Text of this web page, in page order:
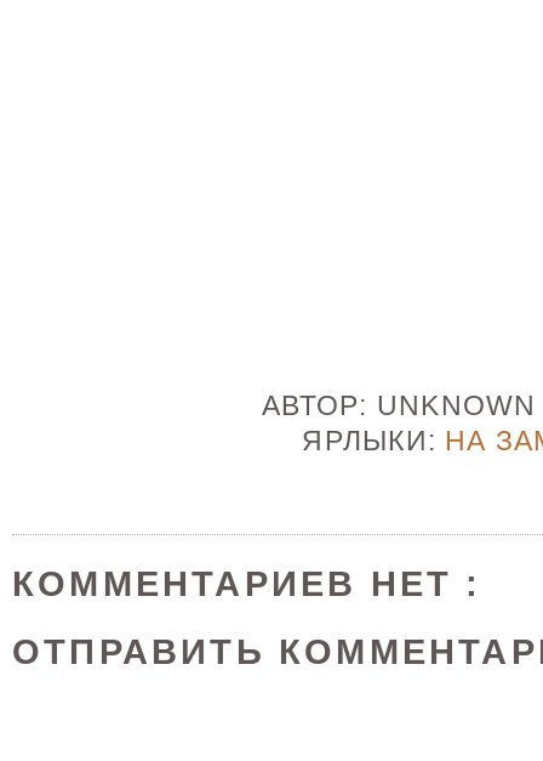
АВТОР:
ЯРЛЫКИ: НА
КОММЕНТАРИЕВ НЕТ :
ОТПРАВИТЬ